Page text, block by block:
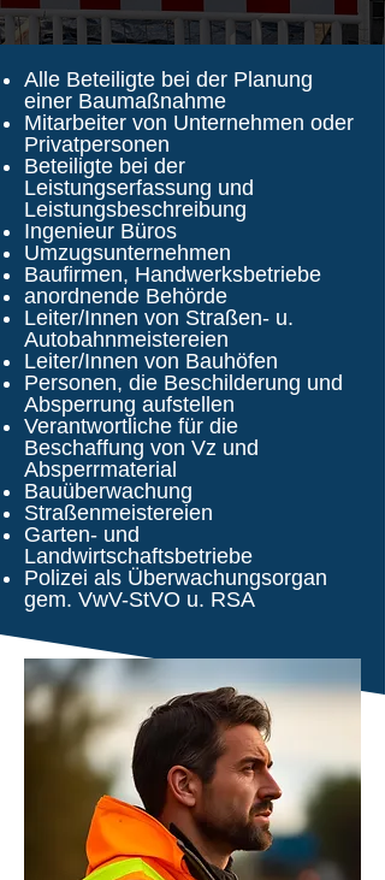
Alle Beteiligte bei der Planung
einer Baumaßnahme
Mitarbeiter von Unternehmen oder
Privatpersonen
Beteiligte bei der
Leistungserfassung und
Leistungsbeschreibung
Ingenieur Büros
Umzugsunternehmen
Baufirmen, Handwerksbetriebe
anordnende Behörde
Leiter/Innen von Straßen- u.
Autobahnmeistereien
Leiter/Innen von Bauhöfen
Personen, die Beschilderung und
Absperrung aufstellen
Verantwortliche für die
Beschaffung von Vz und
Absperrmaterial
Bauüberwachung
Straßenmeistereien
Garten- und
Landwirtschaftsbetriebe
Polizei als Überwachungsorgan
gem. VwV-StVO u. RSA